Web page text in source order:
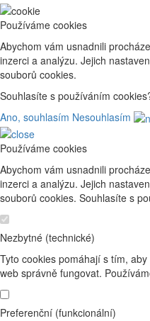
Používáme cookies
Abychom vám usnadnili
inzerci a analýzu. Jejich
souborů cookies.
Souhlasíte s používáním
Ano, souhlasím Nesouhlasím
Používáme cookies
Abychom vám usnadnili
inzerci a analýzu. Jejich
souborů cookies. Souhlasíte s
Nezbytné (technické)
Tyto cookies pomáhají s tím,
web správně fungovat.
Preferenční (funkcionální)